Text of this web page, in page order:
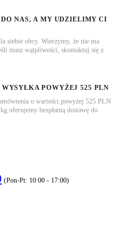
NAS, A MY UDZIELIMY CI
siebie obcy. Wierzymy, że nie ma
masz wątpliwości, skontaktuj się z
WYSYŁKA POWYŻEJ 525 PLN
o wartości powyżej 525 PLN
oferujemy bezpłatną dostawę do
(Pon-Pt: 10:00 - 17:00)